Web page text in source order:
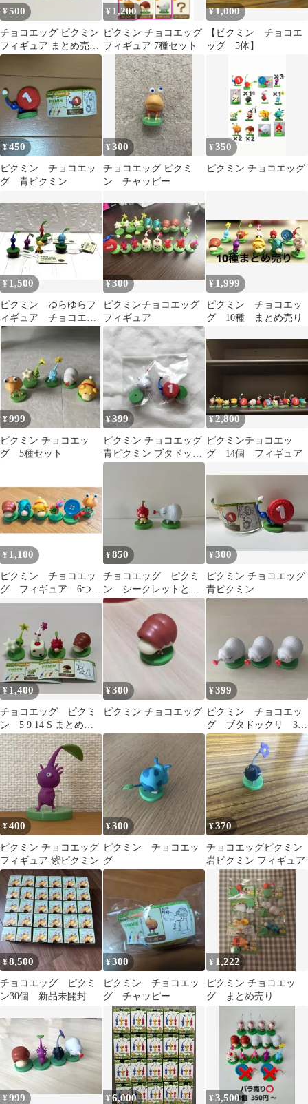
¥500
チョコエッグ ピクミン
フィギュア まとめ売
り 3個
¥ 1,200
ピクミン チョコエッグ
フィギュア 7種セット
¥1,000
【ピクミン チョコエ
ッグ 5体】
¥450
ピクミン チョコエッ
グ 青ピクミン
¥300
チョコエッグ ピクミ
ン チャッピー
¥350
ピクミン チョコエッグ
¥ 1,500
ピクミン ゆらゆらフ
ィギュア チョコエッ
グ
¥300
ピクミンチョコエッグ
フィギュア
¥ 1,999
ピクミン チョコエッ
グ 10種 まとめ売り
¥999
ピクミン チョコエッ
グ 5種セット
¥399
ピクミン チョコエッグ
青ピクミン ブタドック
リ 2点
¥2,800
ピクミンチョコエッ
グ 14個 フィギュア
¥ 1,100
ピクミン チョコエッ
グ フィギュア 6つセ
ット
¥850
チョコエッグ ピクミ
ン シークレットとブ
タドックリ
¥300
ピクミン チョコエッグ
青ピクミン
¥ 1,400
チョコエッグ ピクミ
ン 5 9 14 S まとめ売
り
¥300
ピクミン チョコエッグ
¥399
ピクミン チョコエッ
グ ブタドックリ 3個
まとめ売り
¥400
ピクミン チョコエッグ
フィギュア 紫ピクミン
¥300
ピクミン チョコエッ
グ
¥370
チョコエッグピクミン
岩ピクミン フィギュア
¥8,500
チョコエッグ ピクミ
ン30個 新品未開封
¥300
ピクミン チョコエッ
グ チャッピー
¥ 1,222
ピクミン チョコエッ
グ まとめ売り
¥999 ¥6,000 ¥3,500